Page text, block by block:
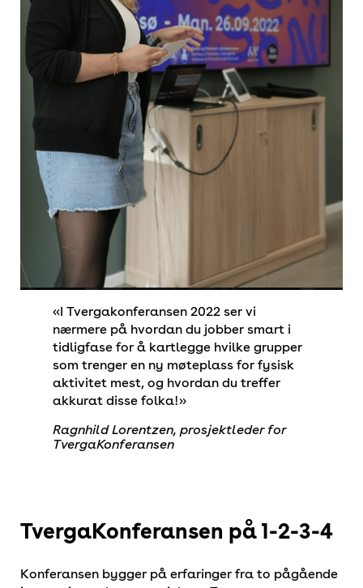
I Tvergakonferansen 2022 ser vi
nærmere på hvordan du jobber smart i
tidligfase for å kartlegge hvilke grupper
som trenger en ny møteplass for fysisk
aktivitet mest, og hvordan du treffer
akkurat disse folka!
Ragnhild Lorentzen, prosjektleder for
TvergaKonferansen
TvergaKonferansen på 1-2-3-4
Konferansen bygger på erfaringer fra to pågående